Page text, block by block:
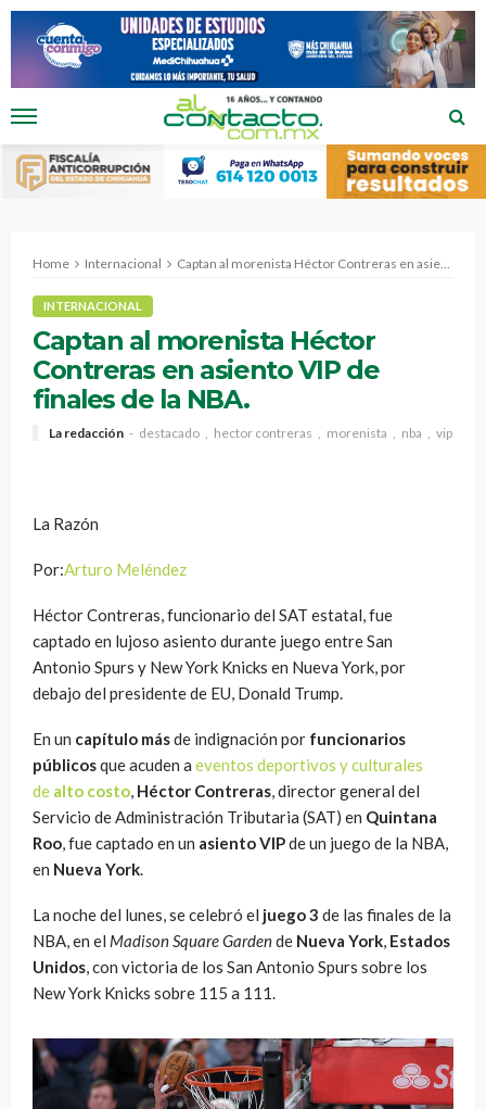
Home Internacional Captan al morenista Héctor Contreras en asiento VIP de finales de la NBA.
INTERNACIONAL
Captan al morenista Héctor
Contreras en asiento VIP de
finales de la NBA.
La redacción destacado hector contreras morenista nba vip
La Razón
Por:Arturo Meléndez
Héctor Contreras, funcionario del SAT estatal, fue
captado en lujoso asiento durante juego entre San
Antonio Spurs y New York Knicks en Nueva York, por
debajo del presidente de EU, Donald Trump.
En un capítulo másde indignación por funcionarios
públicosque acuden a eventos deportivos y culturales
de alto costo, Héctor Contreras, director general del
Servicio de Administración Tributaria (SAT) en Quintana
Roo, fue captado en un asiento VIPde un juego de la NBA,
en Nueva York.
La noche del lunes, se celebró el juego 3 de las finales de la
NBA, en el Madison Square Gardende Nueva York, Estados
Unidos, con victoria de los San Antonio Spurs sobre los
New York Knicks sobre 115 a 111.